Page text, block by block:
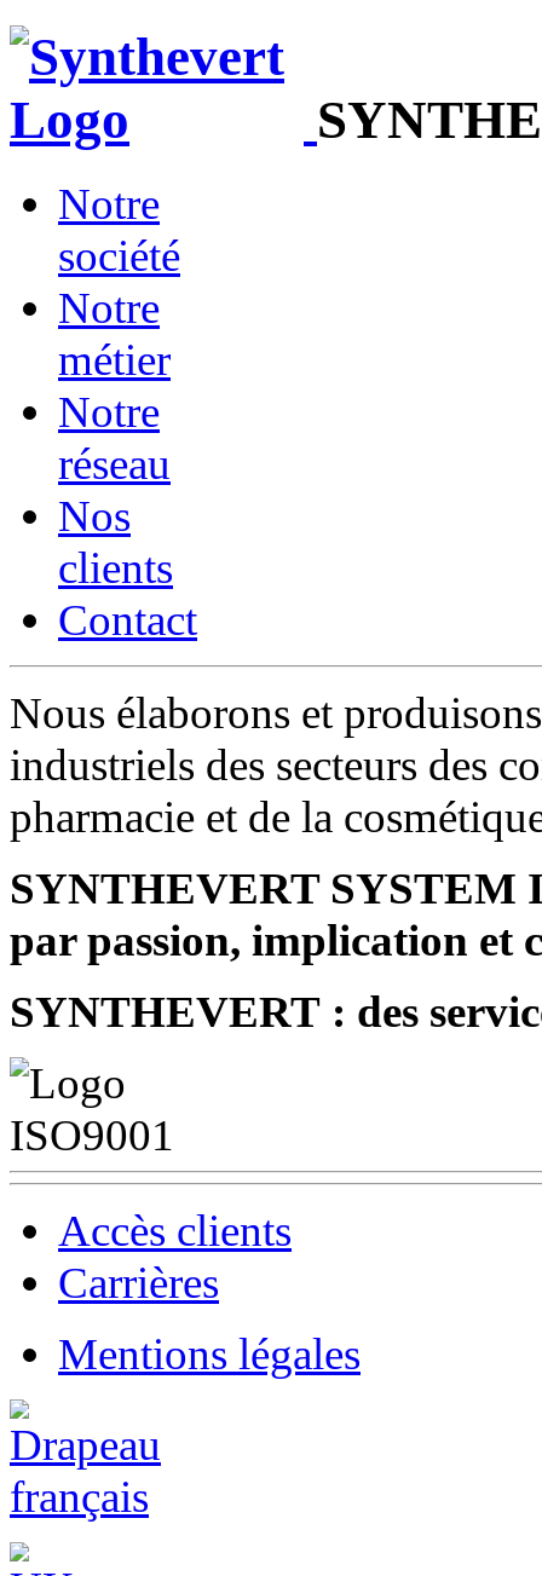
Notre
société
Notre
métier
Notre
réseau
Nos
clients
Contact
Nous élaborons et
industriels des secteurs des
pharmacie et de la
SYNTHEVERT SYSTEM
par passion, implication et
SYNTHEVERT : des
Accès clients
Carrières
Mentions légales